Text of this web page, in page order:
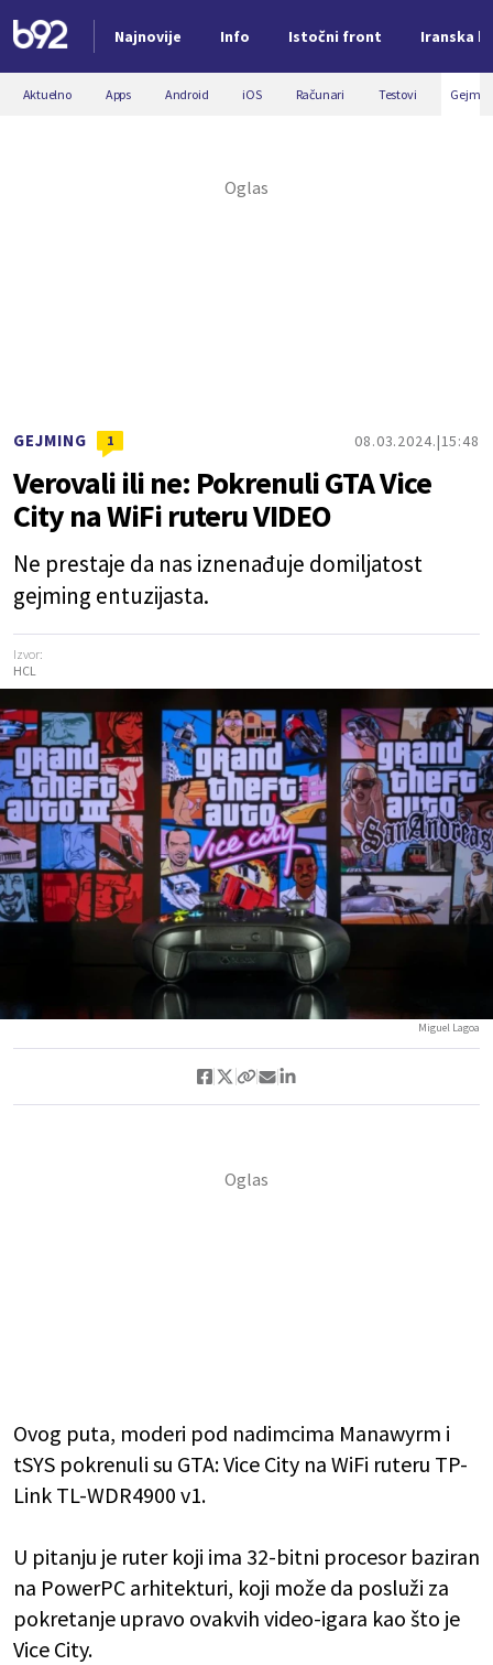
Najnovije Info Istočni front Iranska
Nova vest
Aktuelno Apps Android iOS Računari Testovi
GEJMING 1 08.03.2024. 15:48
Verovali ili ne: Pokrenuli GTA Vice
City na WiFi ruteru VIDEO
Ne prestaje da nas iznenađuje domiljatost
gejming entuzijasta.
Izvor:
HCL
Miguel Lagoa
Ovog puta, moderi pod nadimcima Manawyrm i
tSYS pokrenuli su GTA: Vice City na WiFi ruteru TP-
Link TL-WDR4900 v1.
U pitanju je ruter koji ima 32-bitni procesor baziran
na PowerPC arhitekturi, koji može da posluži za
pokretanje upravo ovakvih video-igara kao što je
Vice City.